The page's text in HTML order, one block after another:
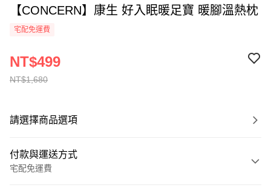
【CONCERN】康生 好入眠暖足寶 暖腳溫熱枕
宅配免運費
NT$1,680
NT$499
請選擇商品選項
付款與運送方式
宅配免運費